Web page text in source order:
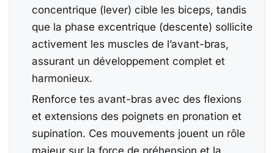
concentrique (lever) cible les biceps, tandis
que la phase excentrique (descente) sollicite
activement les muscles de l’avant-bras,
assurant un développement complet et
harmonieux.
Renforce tes avant-bras avec des flexions
et extensions des poignets en pronation et
supination. Ces mouvements jouent un rôle